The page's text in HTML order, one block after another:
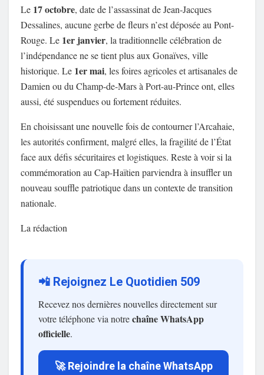
Le 17 octobre, date de l’assassinat de Jean-Jacques
Dessalines, aucune gerbe de fleurs n’est déposée au Pont-
Rouge. Le 1er janvier, la traditionnelle célébration de
l’indépendance ne se tient plus aux Gonaïves, ville
historique. Le 1er mai, les foires agricoles et artisanales de
Damien ou du Champ-de-Mars à Port-au-Prince ont, elles
aussi, été suspendues ou fortement réduites.
En choisissant une nouvelle fois de contourner l’Arcahaie,
les autorités confirment, malgré elles, la fragilité de l’État
face aux défis sécuritaires et logistiques. Reste à voir si la
commémoration au Cap-Haïtien parviendra à insuffler un
nouveau souffle patriotique dans un contexte de transition
nationale.
La rédaction
📲 Rejoignez Le Quotidien 509
Recevez nos dernières nouvelles directement sur
votre téléphone via notrechaîne WhatsApp
officielle.
🚀 Rejoindre la chaîne WhatsApp